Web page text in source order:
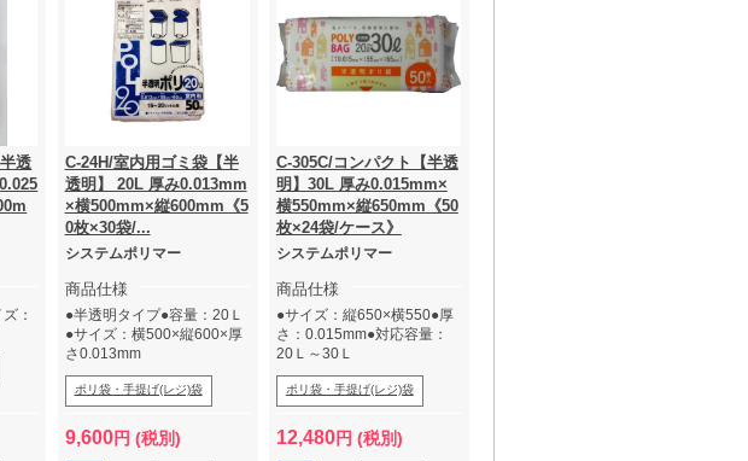
透
：
C-24H/室内用ゴミ袋【半
透明】 20L 厚み0.013mm
×横500mm×縦600mm《5
0枚×30袋/...
システムポリマー
商品仕様
●半透明タイプ●容量：20Ｌ
●サイズ：横500×縦600×厚
さ0.013mm
ポリ袋・手提げ(レジ)袋
9,600円 (税別)
C-305C/コンパクト【半透
明】30L 厚み0.015mm×
横550mm×縦650mm《50
枚×24袋/ケース》
システムポリマー
商品仕様
●サイズ：縦650×横550●厚
さ：0.015mm●対応容量：
20Ｌ～30Ｌ
ポリ袋・手提げ(レジ)袋
12,480円 (税別)